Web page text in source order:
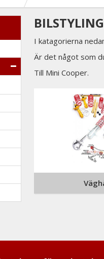
I katagorierna
Är det något som
Till Mini Cooper.